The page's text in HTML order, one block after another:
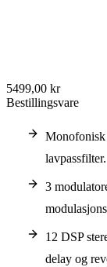
5499,00 kr
Bestillingsvare
Monofonisk
lavpassfilter.
3
12 DSP
delay og